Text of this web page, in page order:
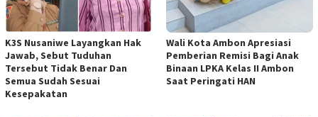
K3S Nusaniwe Layangkan Hak
Jawab, Sebut Tuduhan
Tersebut Tidak Benar Dan
Semua Sudah Sesuai
Kesepakatan
Wali Kota Ambon Apresiasi
Pemberian Remisi Bagi Anak
Binaan LPKA Kelas II Ambon
Saat Peringati HAN